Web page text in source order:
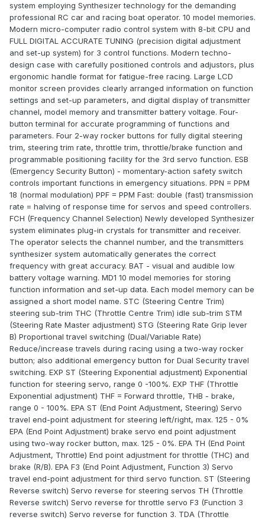
system employing Synthesizer technology for the demanding
professional RC car and racing boat operator. 10 model memories.
Modern micro-computer radio control system with 8-bit CPU and
FULL DIGITAL ACCURATE TUNING (precision digital adjustment
and set-up system) for 3 control functions. Modern techno-
design case with carefully positioned controls and adjustors, plus
ergonomic handle format for fatigue-free racing. Large LCD
monitor screen provides clearly arranged information on function
settings and set-up parameters, and digital display of transmitter
channel, model memory and transmitter battery voltage. Four-
button terminal for accurate programming of functions and
parameters. Four 2-way rocker buttons for fully digital steering
trim, steering trim rate, throttle trim, throttle/brake function and
programmable positioning facility for the 3rd servo function. ESB
(Emergency Security Button) - momentary-action safety switch
controls important functions in emergency situations. PPN = PPM
18 (normal modulation) PPF = PPM Fast: double (fast) transmission
rate = halving of response time for servos and speed controllers.
FCH (Frequency Channel Selection) Newly developed Synthesizer
system eliminates plug-in crystals for transmitter and receiver.
The operator selects the channel number, and the transmitters
synthesizer system automatically generates the correct
frequency with great accuracy. BAT - visual and audible low
battery voltage warning. MD1 10 model memories for storing
function information and set-up data. Each model memory can be
assigned a short model name. STC (Steering Centre Trim)
steering sub-trim THC (Throttle Centre Trim) idle sub-trim STM
(Steering Rate Master adjustment) STG (Steering Rate Grip lever
B) Proportional travel switching (Dual/Variable Rate)
Reduce/increase travels during racing using a two-way rocker
button; also additional emergency button for Dual Security travel
switching. EXP ST (Steering Exponential adjustment) Exponential
function for steering servo, range 0 -100%. EXP THF (Throttle
Exponential adjustment) THF = Forward throttle, THB - brake,
range 0 - 100%. EPA ST (End Point Adjustment, Steering) Servo
travel end-point adjustment for steering left/right, max. 125 - 0%
EPA (End Point Adjustment) brake servo end point adjustment
using two-way rocker button, max. 125 - 0%. EPA TH (End Point
Adjustment, Throttle) End point adjustment for throttle (THC) and
brake (R/B). EPA F3 (End Point Adjustment, Function 3) Servo
travel end-point adjustment for third servo function. ST (Steering
Reverse switch) Servo reverse for steering servos TH (Throttle
Reverse switch) Servo reverse for throttle servo F3 (Function 3
reverse switch) Servo reverse for function 3. TDA (Throttle